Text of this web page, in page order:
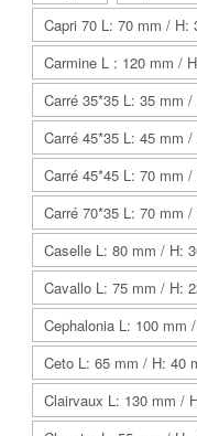
Capri 70 L: 70 mm / H:
Carmine L : 120 mm /
Carré 35*35 L: 35 mm
Carré 45*35 L: 45 mm /
Carré 45*45 L: 70 mm
Carré 70*35 L: 70 mm
Caselle L: 80 mm / H:
Cavallo L: 75 mm / H:
Cephalonia L: 100 mm
Ceto L: 65 mm / H: 40
Clairvaux L: 130 mm /